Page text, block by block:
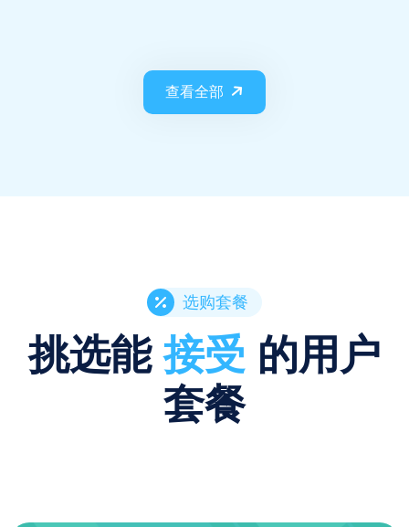
查看全部
选购套餐
挑选能接受 的用户
套餐